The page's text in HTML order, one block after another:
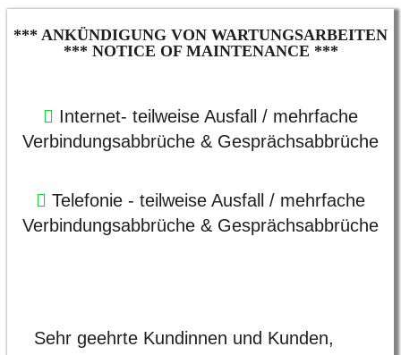
*** ANKÜNDIGUNG VON WARTUNGSARBEITEN
*** NOTICE OF MAINTENANCE ***
Internet- teilweise Ausfall / mehrfache
Verbindungsabbrüche & Gesprächsabbrüche
Telefonie - teilweise Ausfall / mehrfache
Verbindungsabbrüche & Gesprächsabbrüche
Sehr geehrte Kundinnen und Kunden,